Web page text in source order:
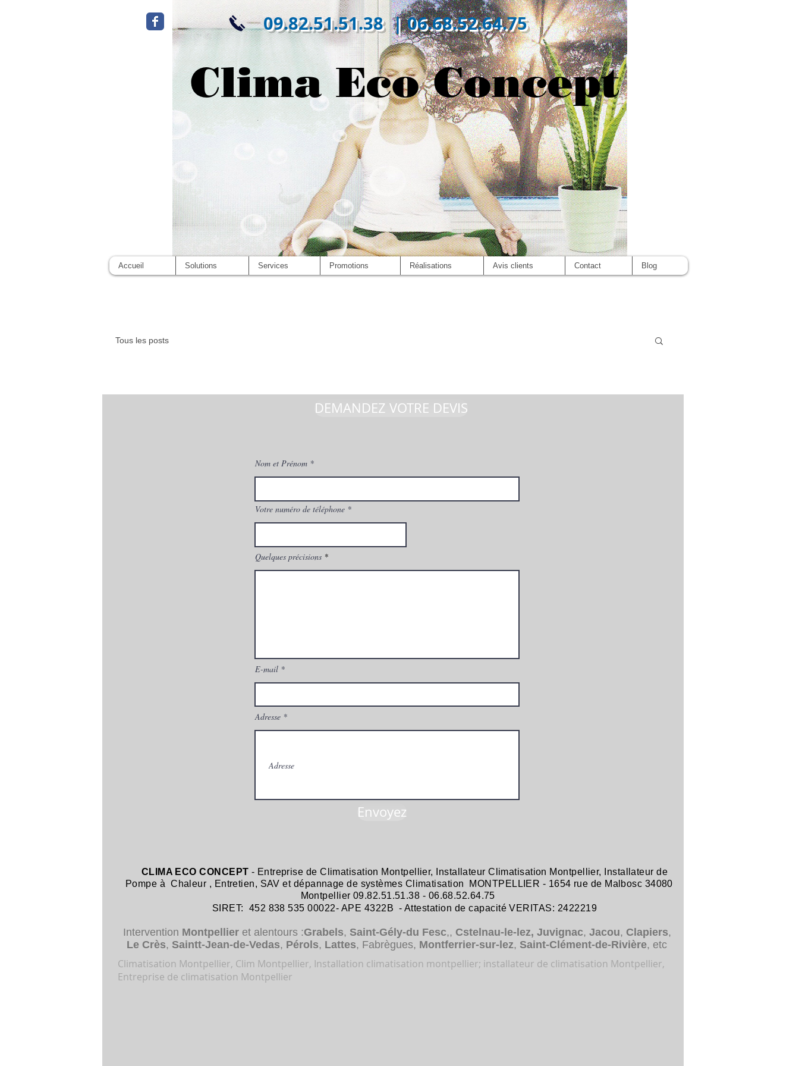
09.82.51.51.38 | 06.68.52.64.75
Clima Eco Concept
Accueil Solutions Services Promotions Réalisations Avis clients Contact Blog
Tous les posts
DEMANDEZ VOTRE DEVIS
Nom et Prénom
Votre numéro de téléphone
Quelques précisions
E-mail
Adresse
Envoyez
CLIMA ECO CONCEPT - Entreprise deClimatisation Montpellier, Installateur Climatisation Montpellier,
Installateur de
Pompe à Chaleur , Entretien, SAV et dépannage de systèmes Climatisation MONTPELLIER - 1654 rue de Malbosc 34080
Montpellier 09.82.51.51.38 - 06.68.52.64.75
SIRET: 452 838 535 00022- APE 4322B - Attestation de capacité VERITAS: 2422219
Intervention Montpellieret alentours :Grabels, Saint-Gély-du Fesc,, Cstelnau-le-lez, Juvignac, Jacou, Clapiers,
Le Crès, Saintt-Jean-de-Vedas, Pérols, Lattes, Fabrègues, Montferrier-sur-lez, Saint-Clément-de-Rivière, etc
Climatisation Montpellier, Clim Montpellier, Installation climatisation montpellier; installateur de climatisation Montpellier,
Entreprise de climatisation Montpellier